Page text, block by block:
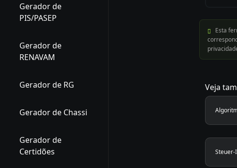
Gerador de
PIS/PASEP
Gerador de
RENAVAM
Gerador de RG
Gerador de Chassi
Gerador de
Certidões
Esta
Veja
Steuer-